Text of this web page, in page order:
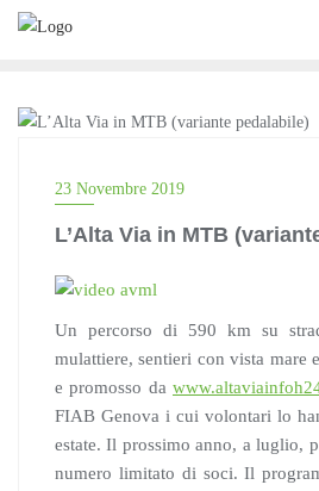
Skip
23 Novembre 2019
L’Alta Via in MTB
Un percorso di 590 km su
mulattiere, sentieri con vista mare
e promosso da
FIAB Genova i cui volontari lo
estate. Il prossimo anno, a luglio,
numero limitato di soci. Il